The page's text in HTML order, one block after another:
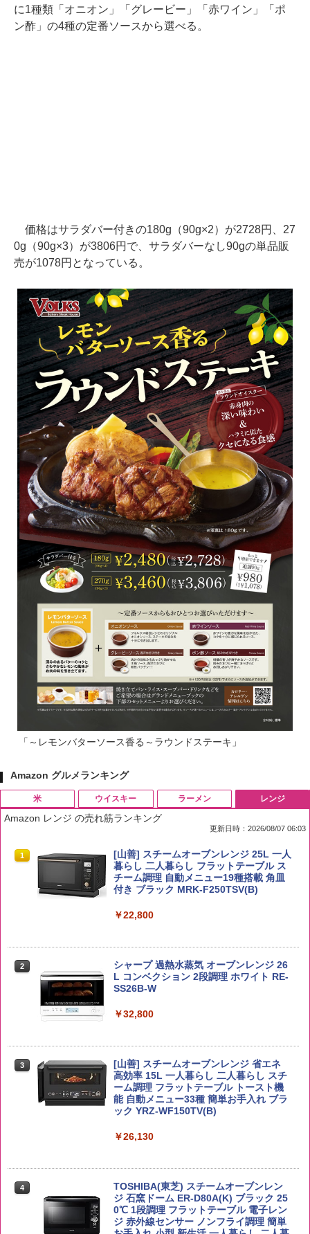
に1種類「オニオン」「グレービー」「赤ワイン」「ポ
ン酢」の4種の定番ソースから選べる。
価格はサラダバー付きの180g（90g×2）が2728円、27
0g（90g×3）が3806円で、サラダバーなし90gの単品販
売が1078円となっている。
「～レモンバターソース香る～ラウンドステーキ」
Amazon グルメランキング
米
1 by Amazon 国産ブレンド米 精米 5kg
￥2,650
5kg 長野県産 令和7年産
￥3,980
【在庫処分価格】ももたろう印 無洗米 5
kg 業務用 お米マイスターブレンド
￥2,680
￥3,396
ウイスキー
1
ブラックニッカ ニッカ Nikka ウィスキ
ー4000ml ブラックニッカクリア ウヰス
キー 【日本 アサヒ ウィスキー】 大容量
お得 4リットル
￥4,356
2
角瓶 2700ml サントリー ウイスキー ハ
イボール 大容量
3
角ハイボール 350ml×24本 サントリー ウ
イスキー ハイボール 缶
￥4,939
容量 4リットル
￥4,345
ラーメン
1
チキンラーメン どんぶり 85g×12個 日清
食品 インスタント カップ麺
￥1,939
麺 小腹 インスタント アウトドアにも ロ
ーリングストック 大人買い おやつカン
パニー
￥1,451
3
国分 tabete だし麺 千葉県産はまぐりだ
し 塩らーめん 108g×10袋 保存食 備蓄
￥2,323
らに塩分控えめ 78g×12個
￥2,989
レンジ
Amazon レンジ の売れ筋ランキング
更新日時：2026/08/07 06:03
1
[山善] スチームオーブンレンジ 25L 一人
暮らし 二人暮らし フラットテーブル ス
チーム調理 自動メニュー19種搭載 角皿
付き ブラック MRK-F250TSV(B)
￥22,800
2
シャープ 過熱水蒸気 オーブンレンジ 26
L コンベクション 2段調理 ホワイト RE-
SS26B-W
￥32,800
3
[山善] スチームオーブンレンジ 省エネ
高効率 15L 一人暮らし 二人暮らし スチ
ーム調理 フラットテーブル トースト機
能 自動メニュー33種 簡単お手入れ ブラ
ック YRZ-WF150TV(B)
￥26,130
4
TOSHIBA(東芝) スチームオーブンレン
ジ 石窯ドーム ER-D80A(K) ブラック 25
0℃ 1段調理 フラットテーブル 電子レン
ジ 赤外線センサー ノンフライ調理 簡単